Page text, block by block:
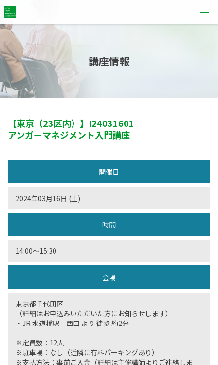
講座情報
【東京（23区内）】 I24031601
アンガーマネジメント入門講座
開催日
2024年03月16日 (土)
時間
14:00〜15:30
会場
東京都千代田区
（詳細はお申込みいただいた方にお知らせします）
・JR 水道橋駅 西口 より 徒歩 約2分
※定員数：12人
※駐車場：なし（近隣に有料パーキングあり）
※支払方法：事前ご入金（詳細は主催講師よりご連絡しま